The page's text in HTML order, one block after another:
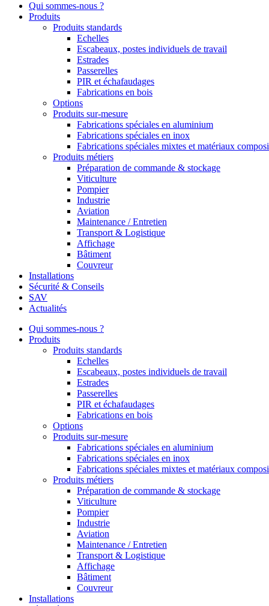
Qui sommes-nous ?
Produits
Produits standards
Echelles
Escabeaux, postes individuels de travail
Estrades
Passerelles
PIR et échafaudages
Fabrications en bois
Options
Produits sur-mesure
Fabrications spéciales en aluminium
Fabrications spéciales en inox
Fabrications spéciales mixtes et matériaux
Produits métiers
Préparation de commande & stockage
Viticulture
Pompier
Industrie
Aviation
Maintenance / Entretien
Transport & Logistique
Affichage
Bâtiment
Couvreur
Installations
Sécurité & Conseils
SAV
Actualités
Qui sommes-nous ?
Produits
Produits standards
Echelles
Escabeaux, postes individuels de travail
Estrades
Passerelles
PIR et échafaudages
Fabrications en bois
Options
Produits sur-mesure
Fabrications spéciales en aluminium
Fabrications spéciales en inox
Fabrications spéciales mixtes et matériaux
Produits métiers
Préparation de commande & stockage
Viticulture
Pompier
Industrie
Aviation
Maintenance / Entretien
Transport & Logistique
Affichage
Bâtiment
Couvreur
Installations